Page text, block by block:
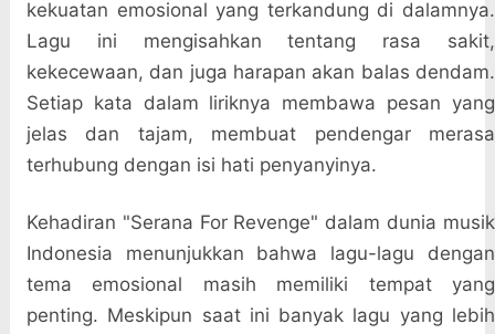
kekuatan emosional yang terkandung di dalamnya.
Lagu ini mengisahkan tentang rasa sakit,
kekecewaan, dan juga harapan akan balas dendam.
Setiap kata dalam liriknya membawa pesan yang
jelas dan tajam, membuat pendengar merasa
terhubung dengan isi hati penyanyinya.
Kehadiran "Serana For Revenge" dalam dunia musik
Indonesia menunjukkan bahwa lagu-lagu dengan
tema emosional masih memiliki tempat yang
penting. Meskipun saat ini banyak lagu yang lebih